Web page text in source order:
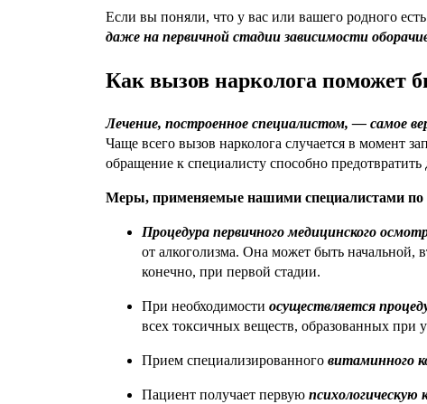
Если вы поняли, что у вас или вашего родного
даже на первичной стадии зависимости
Как вызов нарколога поможет
Лечение, построенное специалистом, — самое
Чаще всего вызов нарколога случается в момент
обращение к специалисту способно
Меры, применяемые нашими специалистами по
Процедура первичного медицинского
от алкоголизма. Она может быть
конечно, при первой стадии.
При необходимости осуществляется
всех токсичных веществ, образованных при
Прием специализированного витаминного
Пациент получает первую психологическую